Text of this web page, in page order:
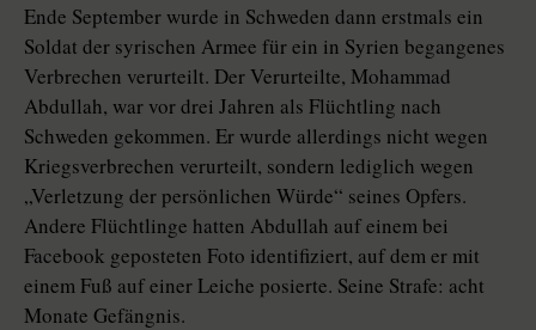
Ende September wurde in Schweden dann erstmals ein
Soldat der syrischen Armee für ein in Syrien begangenes
Verbrechen verurteilt. Der Verurteilte, Mohammad
Abdullah, war vor drei Jahren als Flüchtling nach
Schweden gekommen. Er wurde allerdings nicht wegen
Kriegsverbrechen verurteilt, sondern lediglich wegen
„Verletzung der persönlichen Würde“ seines Opfers.
Andere Flüchtlinge hatten Abdullah auf einem bei
Facebook geposteten Foto identifiziert, auf dem er mit
einem Fuß auf einer Leiche posierte. Seine Strafe: acht
Monate Gefängnis.